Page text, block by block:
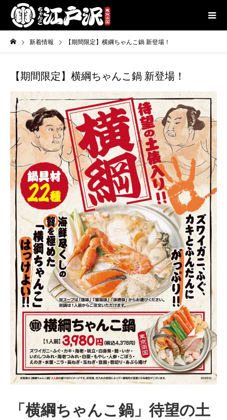
新着情報 【期間限定】横綱ちゃんこ鍋 新登場！
【期間限定】横綱ちゃんこ鍋 新登場！
「横綱ちゃんこ鍋」待望の土